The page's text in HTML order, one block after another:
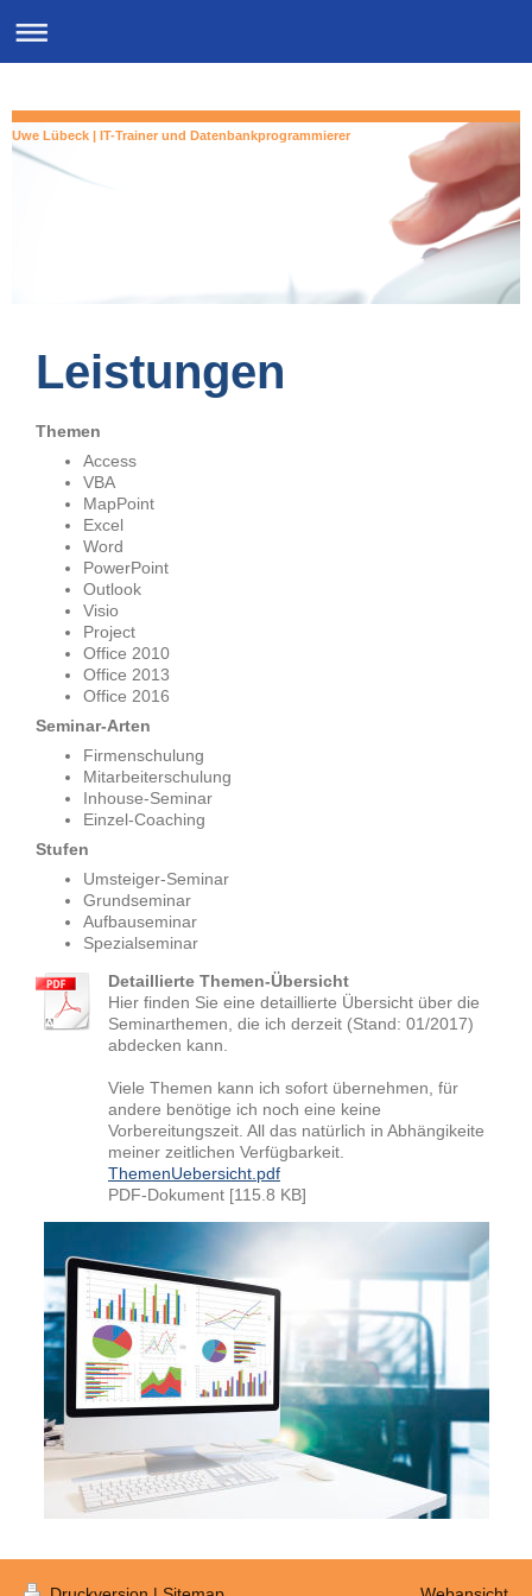
Uwe Lübeck | IT-Trainer und Datenbankprogrammierer
Leistungen
Themen
Access
VBA
MapPoint
Excel
Word
PowerPoint
Outlook
Visio
Project
Office 2010
Office 2013
Office 2016
Seminar-Arten
Firmenschulung
Mitarbeiterschulung
Inhouse-Seminar
Einzel-Coaching
Stufen
Umsteiger-Seminar
Grundseminar
Aufbauseminar
Spezialseminar
Detaillierte Themen-Übersicht
Hier finden Sie eine detaillierte Übersicht über die
Seminarthemen, die ich derzeit (Stand: 01/2017)
abdecken kann.
Viele Themen kann ich sofort übernehmen, für
andere benötige ich noch eine keine
Vorbereitungszeit. All das natürlich in Abhängikeite
meiner zeitlichen Verfügbarkeit.
ThemenUebersicht.pdf
PDF-Dokument [115.8 KB]